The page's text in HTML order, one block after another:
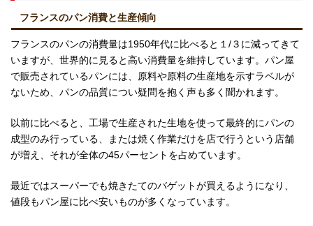
フランスのパン消費と生産傾向
フランスのパンの消費量は1950年代に比べると１/３に減ってきて
いますが、世界的に見ると高い消費量を維持しています。パン屋
で販売されているパンには、原料や原料の生産地を示すラベルが
ないため、パンの品質につい疑問を抱く声も多く聞かれます。
以前に比べると、工場で生産された生地を使って最終的にパンの
成型のみ行っている、または焼く作業だけを店で行うという店舗
が増え、それが全体の45パーセントを占めています。
最近ではスーパーでも焼きたてのバゲットが買えるようになり、
値段もパン屋に比べ安いものが多くなっています。